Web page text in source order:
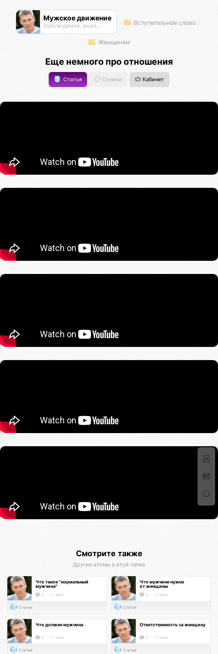
Мужское движение
Наблюдения, анализ, обсуждения Вступительное слово
Женщинам
Еще немного про отношения
Статья Солики Кабинет
Смотрите также
Другие атомы в этой папке
Что такое "нормальный
мужчина"
0 < 1 мин.
Статья
Что мужчине нужно
от женщины
0 < 1 мин.
Статья
Что должен мужчина
0 < 1 мин.
Статья
Ответственность за женщину
0 < 1 мин.
Статья